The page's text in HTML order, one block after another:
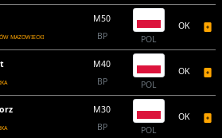
MAZOWIECKI
M50
BP
POL
OK
M40
BP
POL
OK
M30
BP
POL
OK